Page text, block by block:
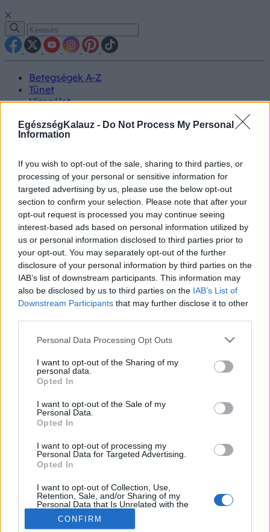
EgészségKalauz - Do Not Process My Personal
Information
If you wish to opt-out of the sale, sharing to third parties, or
processing of your personal or sensitive information for
targeted advertising by us, please use the below opt-out
section to confirm your selection. Please note that after your
opt-out request is processed you may continue seeing
interest-based ads based on personal information utilized by
us or personal information disclosed to third parties prior to
your opt-out. You may separately opt-out of the further
disclosure of your personal information by third parties on the
IAB’s list of downstream participants. This information may
also be disclosed by us to third parties on the IAB’s List of
Downstream Participants that may further disclose it to other
Please note that this website/app uses one or more Google
not limited to your visit or usage behaviour. You may click to
grant or deny consent to Google and its third-party tags to
use your data for below specified purposes in below Google
consent section.
Personal Data Processing Opt Outs
I want to opt-out of the Sharing of my
personal data.
Opted In
I want to opt-out of the Sale of my
Personal Data.
Opted In
I want to opt-out of processing my
Personal Data for Targeted Advertising.
Opted In
I want to opt-out of Collection, Use,
Retention, Sale, and/or Sharing of my
Personal Data that Is Unrelated with the
Purposes for which it was collected.
Opted Out
CONFIRM
Betegségek A-Z
Tünet
Vizsgálat
Életmódváltás
Kutatás
Hírek
Videók
Kisállatok egészsége
#allergia #influenza#cukorbetegség
#orvosmeteorológia#vérnyomás#stroke#rákbetegség
#pajzsmirigy#reflux#ekcéma#herpesz
Regisztráció
Koffein